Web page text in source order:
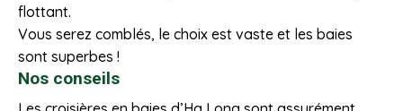
flottant.
Vous serez comblés, le choix est vaste et les baies
sont superbes !
Nos conseils